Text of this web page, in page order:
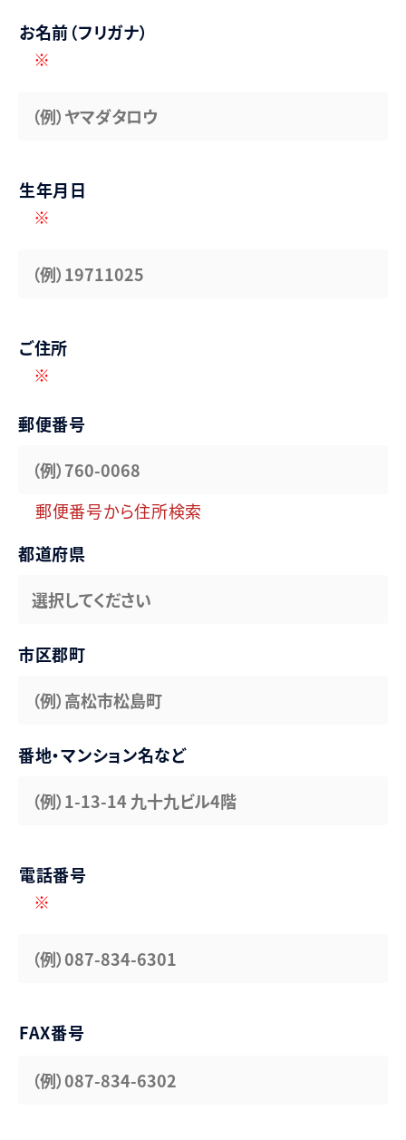
お名前（フリガナ）
※
生年月日
※
ご住所
※
郵便番号
郵便番号から住所検索
都道府県
市区郡町
番地・マンション名など
電話番号
※
FAX番号